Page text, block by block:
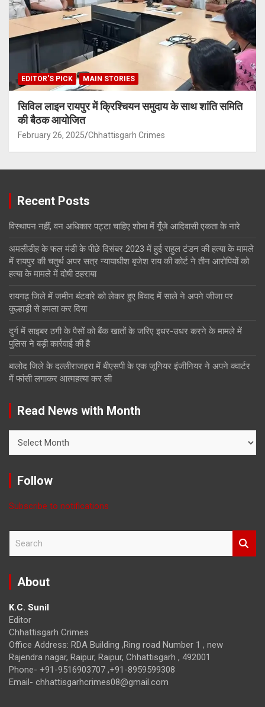
EDITOR'S PICK MAIN STORIES
सिविल लाइन रायपुर में क्रिश्चियन समुदाय के साथ शांति समिति
की बैठक आयोजित
February 26, 2025 Chhattisgarh Crimes
Recent Posts
विस्थापन नहीं, वन अधिकार पट्टा चाहिए शोभा में गूंँजे आदिवासी एकता के नारे
अमलीडीह के फल मंडी के पीछे दिसंबर 2023 में हुई राहुल टंडन की हत्या के मामले
में रायपुर की चतुर्थ अपर सत्र न्यायाधीश बृजेश राय की कोर्ट ने तीन आरोपियों को
हत्या के मामले में दोषी ठहराया
रायगढ़ जिले में जमीन बंटवारे को लेकर हुए विवाद में साले ने अपने जीजा पर
कुल्हाड़ी से हमला कर दिया
दुर्ग में साइबर ठगी के पैसों को बैंक खातों के जरिए इधर-उधर करने के मामले में
पुलिस ने बड़ी कार्रवाई की है
बालोद जिले के दल्लीराजहरा में बीएसपी के एक जूनियर इंजीनियर ने अपने क्वार्टर
में फांसी लगाकर आत्महत्या कर ली
Read News with Month
News
Month
Follow
Subscribe to notifications
r
About
K.C. Sunil
Editor
Chhattisgarh Crimes
Office Address: RDA Building ,Ring road Number 1 , new
Rajendra nagar, Raipur, Raipur, Chhattisgarh , 492001
Phone- +91-9516903707 ,+91-8959599308
Email- chhattisgarhcrimes08@gmail.com